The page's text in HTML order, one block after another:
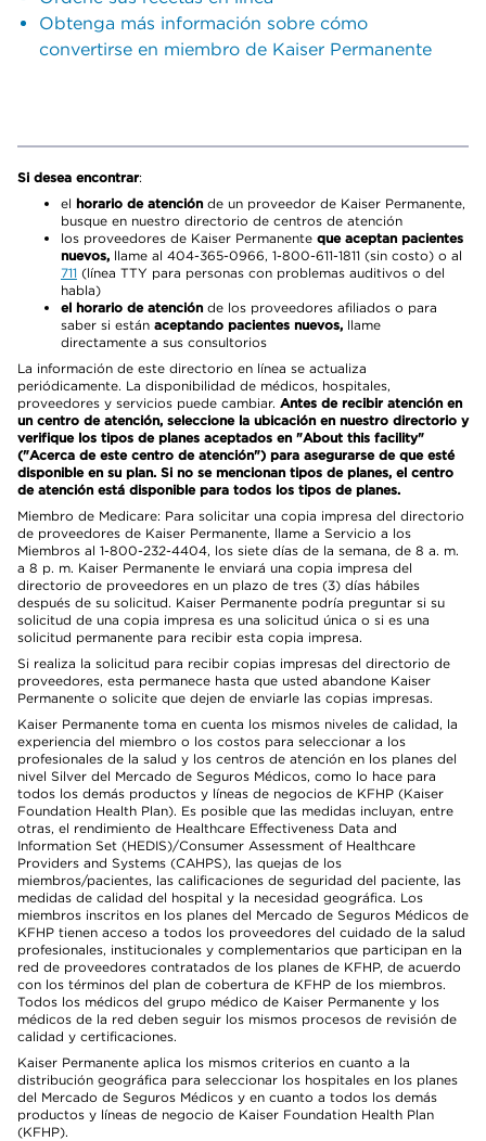
Obtenga más información sobre cómo
convertirse en miembro de Kaiser Permanente
Si desea encontrar:
el horario de atención de un proveedor de Kaiser Permanente,
busque en nuestro directorio de centros de atención
los proveedores de Kaiser Permanente que aceptan pacientes
nuevos, llame al 404-365-0966, 1-800-611-1811 (sin costo) o al
711 (línea TTY para personas con problemas auditivos o del
habla)
el horario de atención de los proveedores afiliados o para
saber si están aceptando pacientes nuevos, llame
directamente a sus consultorios
La información de este directorio en línea se actualiza
periódicamente. La disponibilidad de médicos, hospitales,
proveedores y servicios puede cambiar. Antes de recibir atención en
un centro de atención, seleccione la ubicación en nuestro directorio y
verifique los tipos de planes aceptados en "About this facility"
("Acerca de este centro de atención") para asegurarse de que esté
disponible en su plan. Si no se mencionan tipos de planes, el centro
de atención está disponible para todos los tipos de planes.
Miembro de Medicare: Para solicitar una copia impresa del directorio
de proveedores de Kaiser Permanente, llame a Servicio a los
Miembros al 1-800-232-4404, los siete días de la semana, de 8 a. m.
a 8 p. m. Kaiser Permanente le enviará una copia impresa del
directorio de proveedores en un plazo de tres (3) días hábiles
después de su solicitud. Kaiser Permanente podría preguntar si su
solicitud de una copia impresa es una solicitud única o si es una
solicitud permanente para recibir esta copia impresa.
Si realiza la solicitud para recibir copias impresas del directorio de
proveedores, esta permanece hasta que usted abandone Kaiser
Permanente o solicite que dejen de enviarle las copias impresas.
Kaiser Permanente toma en cuenta los mismos niveles de calidad, la
experiencia del miembro o los costos para seleccionar a los
profesionales de la salud y los centros de atención en los planes del
nivel Silver del Mercado de Seguros Médicos, como lo hace para
todos los demás productos y líneas de negocios de KFHP (Kaiser
Foundation Health Plan). Es posible que las medidas incluyan, entre
otras, el rendimiento de Healthcare Effectiveness Data and
Information Set (HEDIS)/Consumer Assessment of Healthcare
Providers and Systems (CAHPS), las quejas de los
miembros/pacientes, las calificaciones de seguridad del paciente, las
medidas de calidad del hospital y la necesidad geográfica. Los
miembros inscritos en los planes del Mercado de Seguros Médicos de
KFHP tienen acceso a todos los proveedores del cuidado de la salud
profesionales, institucionales y complementarios que participan en la
red de proveedores contratados de los planes de KFHP, de acuerdo
con los términos del plan de cobertura de KFHP de los miembros.
Todos los médicos del grupo médico de Kaiser Permanente y los
médicos de la red deben seguir los mismos procesos de revisión de
calidad y certificaciones.
Kaiser Permanente aplica los mismos criterios en cuanto a la
distribución geográfica para seleccionar los hospitales en los planes
del Mercado de Seguros Médicos y en cuanto a todos los demás
productos y líneas de negocio de Kaiser Foundation Health Plan
(KFHP).